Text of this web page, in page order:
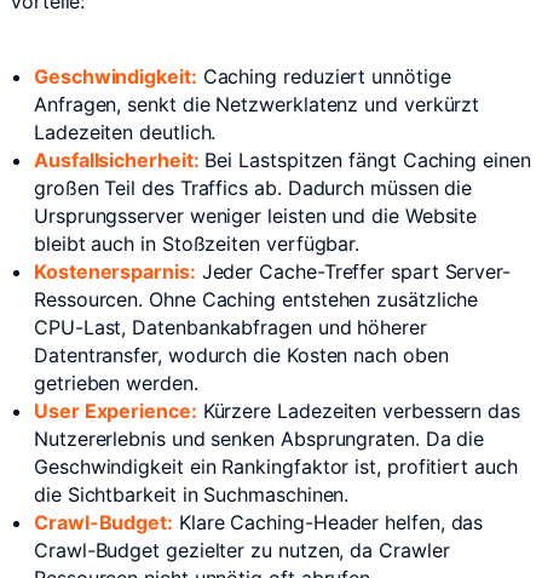
Geschwindigkeit: Caching reduziert unnötige
Anfragen, senkt die Netzwerklatenz und verkürzt
Ladezeiten deutlich.
Ausfallsicherheit: Bei Lastspitzen fängt Caching einen
großen Teil des Traffics ab. Dadurch müssen die
Ursprungsserver weniger leisten und die Website
bleibt auch in Stoßzeiten verfügbar.
Kostenersparnis: Jeder Cache-Treffer spart Server-
Ressourcen. Ohne Caching entstehen zusätzliche
CPU-Last, Datenbankabfragen und höherer
Datentransfer, wodurch die Kosten nach oben
getrieben werden.
User Experience: Kürzere Ladezeiten verbessern das
Nutzererlebnis und senken Absprungraten. Da die
Geschwindigkeit ein Rankingfaktor ist, profitiert auch
die Sichtbarkeit in Suchmaschinen.
Crawl-Budget: Klare Caching-Header helfen, das
Crawl-Budget gezielter zu nutzen, da Crawler